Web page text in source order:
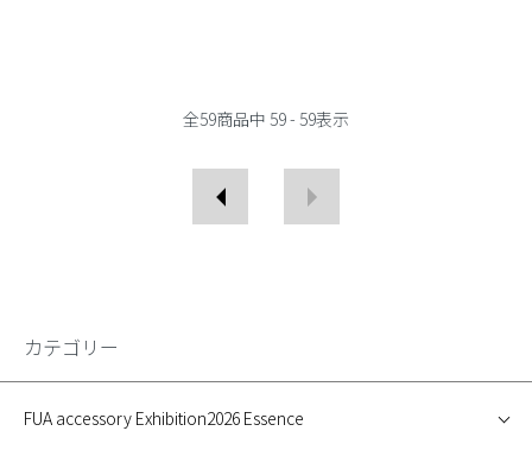
全59商品中 59 - 59表示
カテゴリー
FUA accessory Exhibition2026 Essence